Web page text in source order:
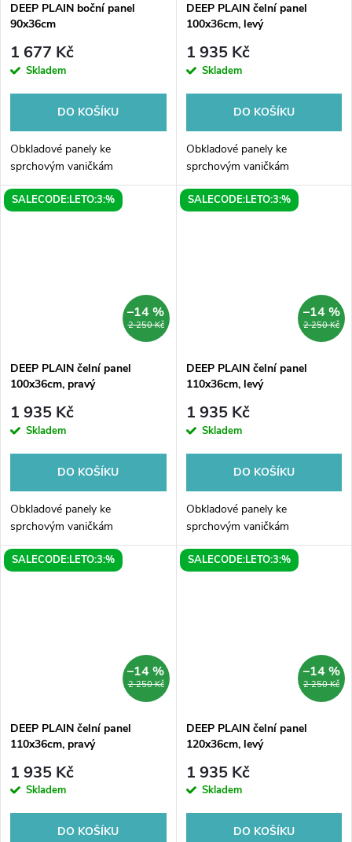
DEEP PLAIN boční panel
90x36cm
1 677 Kč
Skladem
DO KOŠÍKU
Obkladové panely ke
sprchovým vaničkám
DEEP PLAIN čelní panel
100x36cm, levý
1 935 Kč
Skladem
DO KOŠÍKU
Obkladové panely ke
sprchovým vaničkám
SALECODE:LETO:3:%
2 250 Kč
–14 %
DEEP PLAIN čelní panel
100x36cm, pravý
1 935 Kč
Skladem
DO KOŠÍKU
Obkladové panely ke
sprchovým vaničkám
SALECODE:LETO:3:%
2 250 Kč
–14 %
DEEP PLAIN čelní panel
110x36cm, levý
1 935 Kč
Skladem
DO KOŠÍKU
Obkladové panely ke
sprchovým vaničkám
SALECODE:LETO:3:%
2 250 Kč
–14 %
DEEP PLAIN čelní panel
110x36cm, pravý
1 935 Kč
Skladem
DO KOŠÍKU
SALECODE:LETO:3:%
2 250 Kč
–14 %
DEEP PLAIN čelní panel
120x36cm, levý
1 935 Kč
Skladem
DO KOŠÍKU